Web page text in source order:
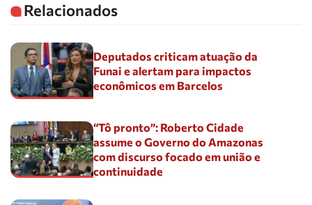
Relacionados
Deputados criticam atuação da
Funai e alertam para impactos
econômicos em Barcelos
“Tô pronto”: Roberto Cidade
assume o Governo do Amazonas
com discurso focado em união e
continuidade